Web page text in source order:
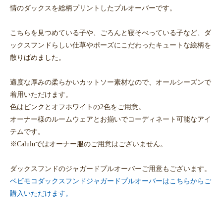
情のダックスを総柄プリントしたプルオーバーです。
こちらを見つめている子や、ごろんと寝そべっている子など、ダ
ックスフンドらしい仕草やポーズにこだわったキュートな絵柄を
散りばめました。
適度な厚みの柔らかいカットソー素材なので、オールシーズンで
着用いただけます。
色はピンクとオフホワイトの2色をご用意。
オーナー様のルームウェアとお揃いでコーディネート可能なアイ
テムです。
※Caluluではオーナー服のご用意はございません。
ダックスフンドのジャガードプルオーバーご用意もございます。
ベビモコダックスフンドジャガードプルオーバーはこちらからご
購入いただけます。